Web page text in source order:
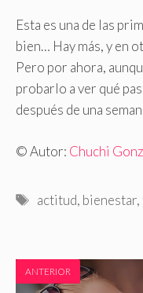
Esta es una de las
bien… Hay más, y en
Pero por ahora,
probarlo a ver qué
después de una
© Autor: Chuchi
Etiquetas
actitud, bienestar,
ANTERIOR